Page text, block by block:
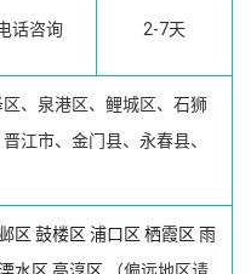
话咨询 2-7天
、泉港区、鲤城区、石狮
江市、金门县、永春县、
区 鼓楼区 浦口区 栖霞区 雨